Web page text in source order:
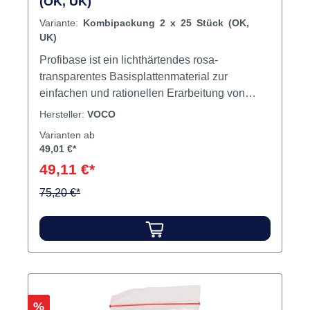
Profibase Kombipackung 2 x 25 Stück
(OK, UK)
Variante:Kombipackung 2 x 25 Stück (OK,
Profibase ist ein lichthärtendes rosa-
transparentes Basisplattenmaterial zur
einfachen und rationellen Erarbeitung von
Wachsaufstellungen. Eine zahnfleischähnliche
und Zahnarzt. Die Basisplatten lassen sich
einfach und zeitsparend mit der Hand formen.
Hersteller:VOCO
Varianten ab